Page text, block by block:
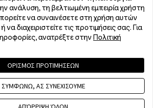
Κύπρος (English)
User Agreement
Terms of Sale
(OneSRC)
Cookies
All Rights Reserved.
ανάλυση, τη βελτιωμένη εμπειρία χρήστη
να συναινέσετε στη χρήση αυτών
διαχειριστείτε τις προτιμήσεις σας. Για
ανατρέξτε στην Πολιτική
ΟΡΙΣΜΟΣ ΠΡΟΤΙΜΗΣΕΩΝ
ΣΥΜΦΩΝΩ, ΑΣ ΣΥΝΕΧΙΣΟΥΜΕ